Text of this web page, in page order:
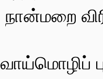
நான்மறை
வாய்மொழிப்